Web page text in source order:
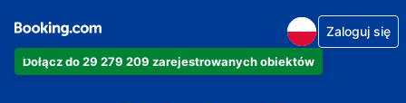
Dołącz do 29 279 209 zarejestrowanych obiektów
Zaloguj się
apartament